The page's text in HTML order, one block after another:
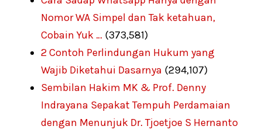
Nomor WA Simpel dan Tak ketahuan,
Cobain Yuk … (373,581)
2 Contoh Perlindungan Hukum yang
Wajib Diketahui Dasarnya (294,107)
Sembilan Hakim MK & Prof. Denny
Indrayana Sepakat Tempuh Perdamaian
dengan Menunjuk Dr. Tjoetjoe S Hernanto